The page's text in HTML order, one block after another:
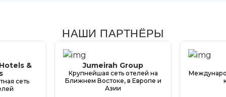
НАШИ ПАРТНЁРЫ
&
сеть
Jumeirah Group
Крупнейшая сеть отелей на
Ближнем Востоке, в Европе и
Азии